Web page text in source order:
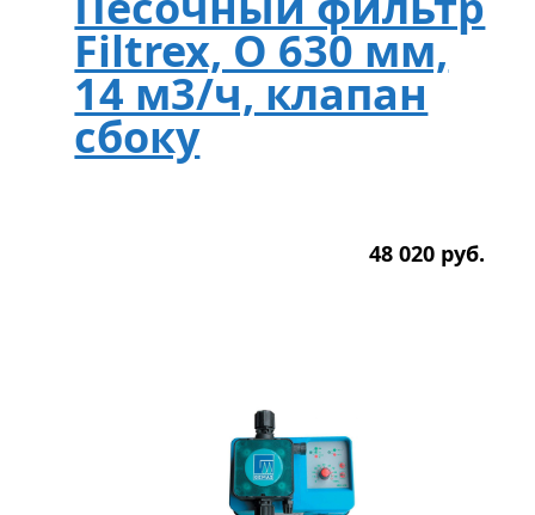
Filtrex, O 630 мм,
14 м3/ч, клапан
сбоку
48 020 руб.